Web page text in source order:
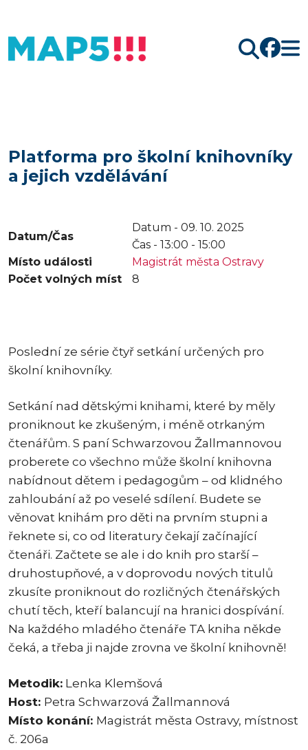
Platforma pro školní knihovníky
a jejich vzdělávání
Datum/Čas
Datum - 09. 10. 2025
Čas - 13:00 - 15:00
Místo události
Magistrát města Ostravy
Počet volných míst
8
Poslední ze série čtyř setkání určených pro
školní knihovníky.
Setkání nad dětskými knihami, které by měly
proniknout ke zkušeným, i méně otrkaným
čtenářům. S paní Schwarzovou Žallmannovou
proberete co všechno může školní knihovna
nabídnout dětem i pedagogům – od klidného
zahloubání až po veselé sdílení. Budete se
věnovat knihám pro děti na prvním stupni a
řeknete si, co od literatury čekají začínající
čtenáři. Začtete se ale i do knih pro starší –
druhostupňové, a v doprovodu nových titulů
zkusíte proniknout do rozličných čtenářských
chutí těch, kteří balancují na hranici dospívání.
Na každého mladého čtenáře TA kniha někde
čeká, a třeba ji najde zrovna ve školní knihovně!
Metodik: Lenka Klemšová
Host: Petra Schwarzová Žallmannová
Místo konání: Magistrát města Ostravy, místnost
č. 206a